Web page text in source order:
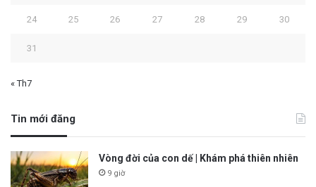
24 25 26 27 28 29 30
31
« Th7
Tin mới đăng
Vòng đời của con dế | Khám phá thiên nhiên
9 giờ